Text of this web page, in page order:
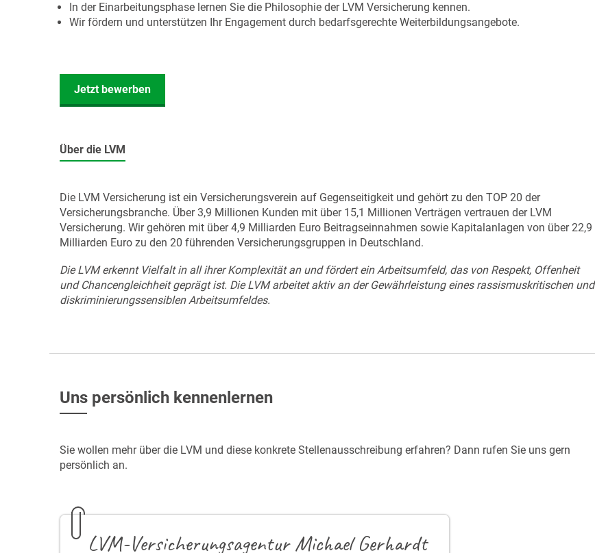
In der Einarbeitungsphase lernen Sie die Philosophie der LVM Versicherung kennen.
Wir fördern und unterstützen Ihr Engagement durch bedarfsgerechte Weiterbildungsangebote.
Jetzt bewerben
Über die LVM
Die LVM Versicherung ist ein Versicherungsverein auf Gegenseitigkeit und gehört zu den TOP 20 der
Versicherungsbranche. Über 3,9 Millionen Kunden mit über 15,1 Millionen Verträgen vertrauen der LVM
Versicherung. Wir gehören mit über 4,9 Milliarden Euro Beitragseinnahmen sowie Kapitalanlagen von über 22,9
Milliarden Euro zu den 20 führenden Versicherungsgruppen in Deutschland.
Die LVM erkennt Vielfalt in all ihrer Komplexität an und fördert ein Arbeitsumfeld, das von Respekt, Offenheit
und Chancengleichheit geprägt ist. Die LVM arbeitet aktiv an der Gewährleistung eines rassismuskritischen und
diskriminierungssensiblen Arbeitsumfeldes.
Uns persönlich kennenlernen
Sie wollen mehr über die LVM und diese konkrete Stellenausschreibung erfahren? Dann rufen Sie uns gern
persönlich an.
LVM-Versicherungsagentur Michael Gerhardt